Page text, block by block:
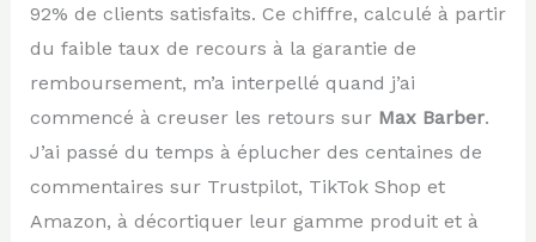
92% de clients satisfaits. Ce chiffre, calculé à partir
du faible taux de recours à la garantie de
remboursement, m’a interpellé quand j’ai
commencé à creuser les retours sur Max Barber.
J’ai passé du temps à éplucher des centaines de
commentaires sur Trustpilot, TikTok Shop et
Amazon, à décortiquer leur gamme produit et à